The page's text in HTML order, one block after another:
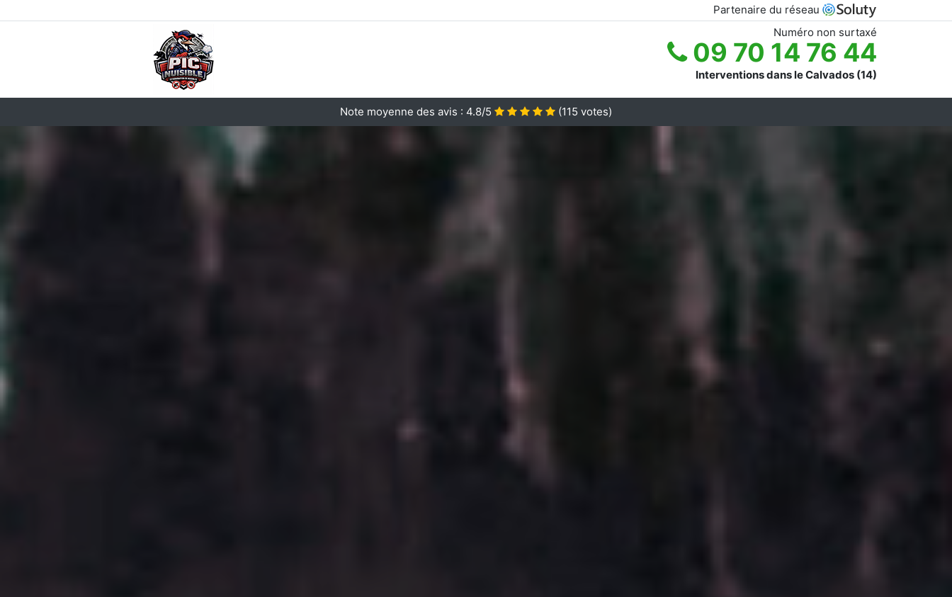
Partenaire du réseau
Numéro non surtaxé
09 70 14 76 44
Interventions dans le Calvados (14)
Note moyenne des avis : 4.8/5 (115 votes)